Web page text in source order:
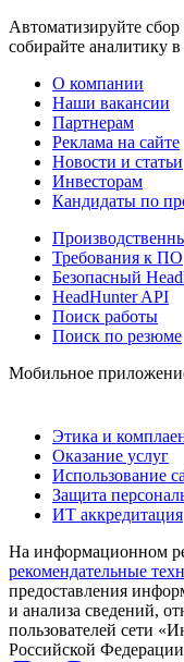
Автоматизируйте сбор
собирайте аналитику
О компании
Наши вакансии
Партнерам
Реклама на сайте
Новости и статьи
Инвесторам
Кандидаты по
Требования к ПО
Безопасный
HeadHunter API
Поиск работы
Поиск по резюме
Мобильное
Этика и
Оказание услуг
Использование
Защита
ИТ аккредитация
На информационном
рекомендательные
предоставления
и анализа сведений,
пользователей сети
Российской